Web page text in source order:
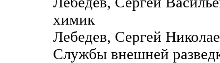
химик
Лебедев, Сергей
Службы внешней